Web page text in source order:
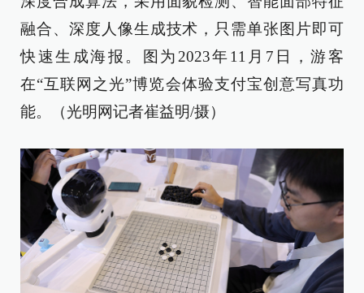
融合、深度人像生成技术，只需单张图片即可
快速生成海报。图为2023年11月7日，游客
在“互联网之光”博览会体验支付宝创意写真功
能。（光明网记者崔益明/摄）